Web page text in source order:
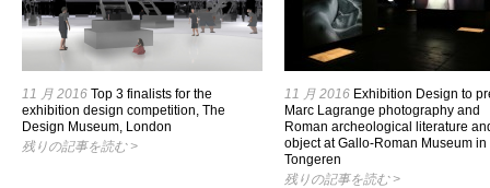
11 月 2016 Top 3 finalists for the
exhibition design competition, The
Design Museum, London
残りの記事を読む >
11 月 2016 Exhibition Design to
Marc Lagrange photography and
Roman archeological literature
object at Gallo-Roman Museum in
Tongeren
残りの記事を読む >